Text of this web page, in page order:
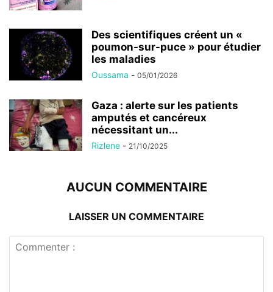
Des scientifiques créent un «
poumon-sur-puce » pour étudier
les maladies
Oussama - 05/01/2026
Gaza : alerte sur les patients
amputés et cancéreux
nécessitant un...
Rizlene - 21/10/2025
AUCUN COMMENTAIRE
LAISSER UN COMMENTAIRE